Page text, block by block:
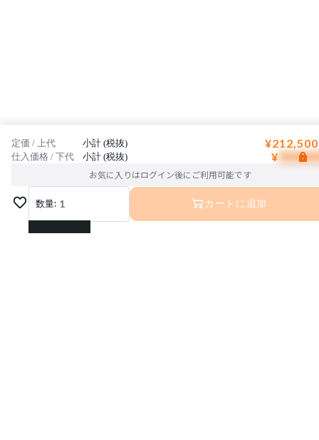
定価 / 上代 小計 (税抜)
仕入価格 / 下代 小計 (税抜) ¥
お気に入りはログイン後にご利用可能です
数量: 1
1
カートに追加